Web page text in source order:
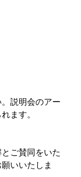
説明会のアー
ます。
ご賛同をいた
いいたしま